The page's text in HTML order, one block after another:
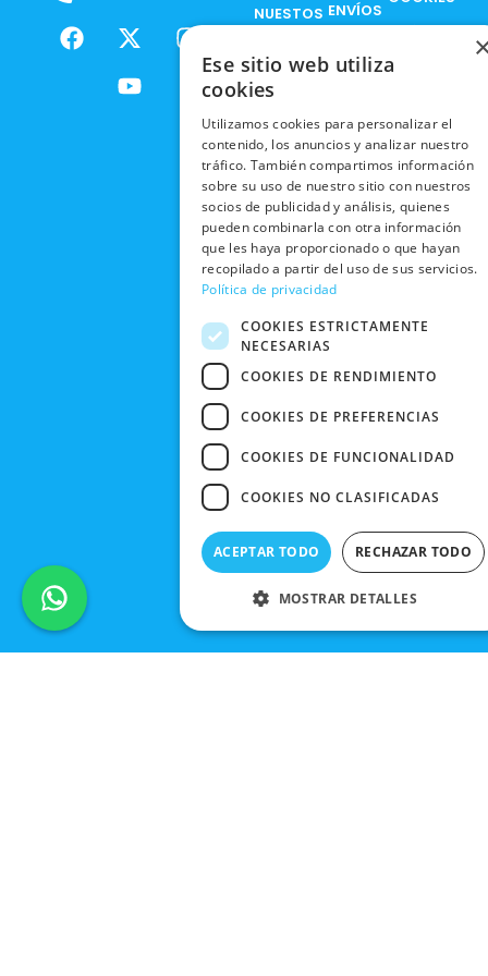
F
a
X
-
t
w
I
m
Y
o
u
t
NUESTOS
RESPONSABILIDAD
SOCIAL
TRABAJA
CON
NOSOTROS
NUESTRAS
TIENDAS
BLACK
FRIDAY
CONTACTO
ENVÍOS
ENVÍOS
RECOGIDA
EN TIENDA
DEVOLUCIONES
Y CAMBIOS
CANCELAR
PEDIDO
PRIVACIDAD
POLÍTICA DE
PRIVACIDAD
CONDICIONES
DE COMPRA
Ese sitio web utiliza
cookies
Utilizamos cookies para personalizar el
contenido, los anuncios y analizar nuestro
tráfico. También compartimos información
sobre su uso de nuestro sitio con nuestros
socios de publicidad y análisis, quienes
pueden combinarla con otra información
que les haya proporcionado o que hayan
recopilado a partir del uso de sus servicios.
Política de privacidad
COOKIES ESTRICTAMENTE
NECESARIAS
COOKIES DE RENDIMIENTO
COOKIES DE PREFERENCIAS
COOKIES DE FUNCIONALIDAD
COOKIES NO CLASIFICADAS
ACEPTAR TODO RECHAZAR TODO
MOSTRAR DETALLES